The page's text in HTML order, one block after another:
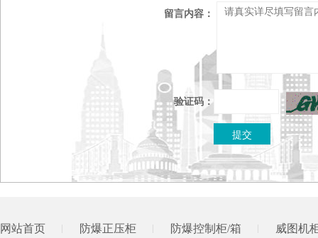
留言内容：
验证码：
网站首页 防爆正压柜 防爆控制柜/箱 威图机